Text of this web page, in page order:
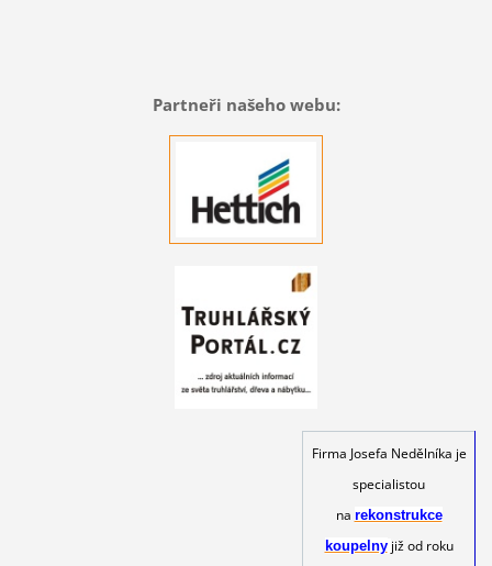
Partneři našeho webu:
Firma Josefa Nedělníka je
specialistou
na rekonstrukce
koupelny již od roku